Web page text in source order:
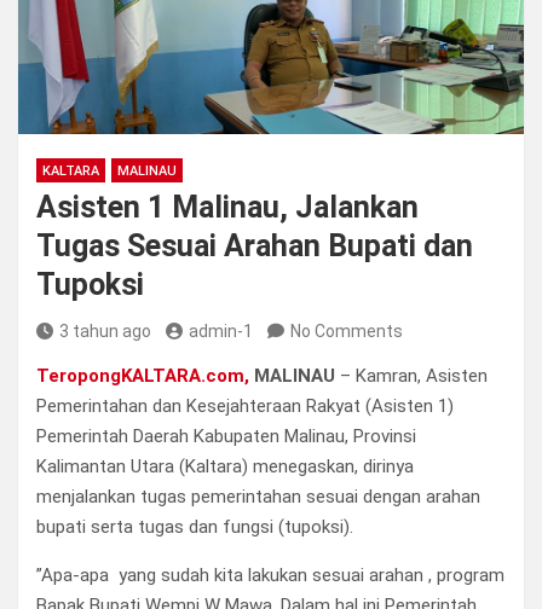
KALTARA MALINAU
Asisten 1 Malinau, Jalankan
Tugas Sesuai Arahan Bupati dan
Tupoksi
3 tahun ago admin-1 No Comments
TeropongKALTARA.com, MALINAU – Kamran, Asisten
Pemerintahan dan Kesejahteraan Rakyat (Asisten 1)
Pemerintah Daerah Kabupaten Malinau, Provinsi
Kalimantan Utara (Kaltara) menegaskan, dirinya
menjalankan tugas pemerintahan sesuai dengan arahan
bupati serta tugas dan fungsi (tupoksi).
”Apa-apa yang sudah kita lakukan sesuai arahan , program